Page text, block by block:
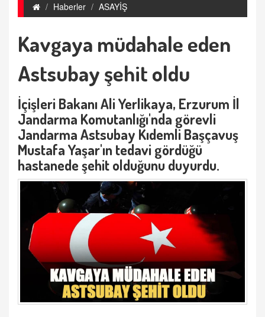
Haberler ASAYİŞ
Kavgaya müdahale eden
Astsubay şehit oldu
İçişleri Bakanı Ali Yerlikaya, Erzurum İl
Jandarma Komutanlığı'nda görevli
Jandarma Astsubay Kıdemli Başçavuş
Mustafa Yaşar'ın tedavi gördüğü
hastanede şehit olduğunu duyurdu.